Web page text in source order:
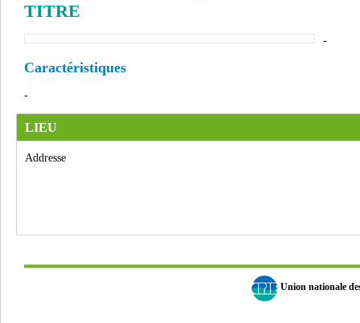
TITRE
-
Caractéristiques
-
LIEU
Addresse
Union nationale